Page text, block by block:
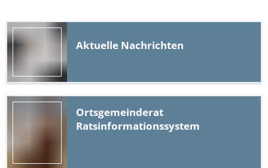
Aktuelle Nachrichten
Ortsgemeinderat
Ratsinformationssystem